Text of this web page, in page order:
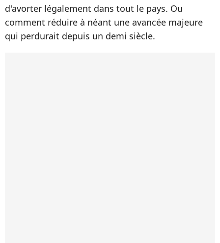
d'avorter légalement dans tout le pays. Ou
comment réduire à néant une avancée majeure
qui perdurait depuis un demi siècle.